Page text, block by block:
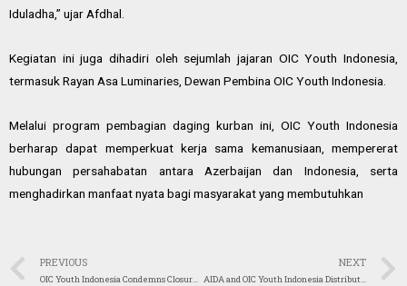
Iduladha,” ujar Afdhal.
Kegiatan ini juga dihadiri oleh sejumlah jajaran OIC Youth Indonesia,
termasuk Rayan Asa Luminaries, Dewan Pembina OIC Youth Indonesia.
Melalui program pembagian daging kurban ini, OIC Youth Indonesia
berharap dapat memperkuat kerja sama kemanusiaan, mempererat
hubungan persahabatan antara Azerbaijan dan Indonesia, serta
menghadirkan manfaat nyata bagi masyarakat yang membutuhkan
PREVIOUS
OIC Youth Indonesia Condemns Closure of Al-Aqsa Mosque During Ramadan, Calls It a Violation of International Law
NEXT
AIDA and OIC Youth Indonesia Distribute 500 Qurban Meat Packages to Communities in Need in Bogor and Sukabumi Regencies